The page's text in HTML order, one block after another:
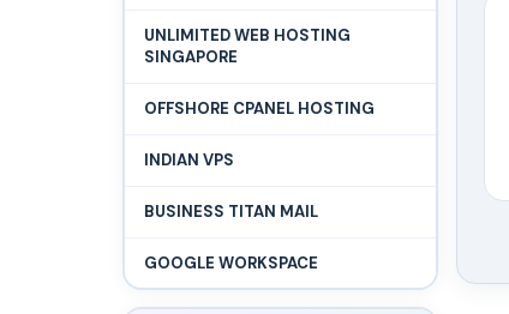
UNLIMITED WEB HOSTING
SINGAPORE
OFFSHORE CPANEL HOSTING
INDIAN VPS
BUSINESS TITAN MAIL
GOOGLE WORKSPACE